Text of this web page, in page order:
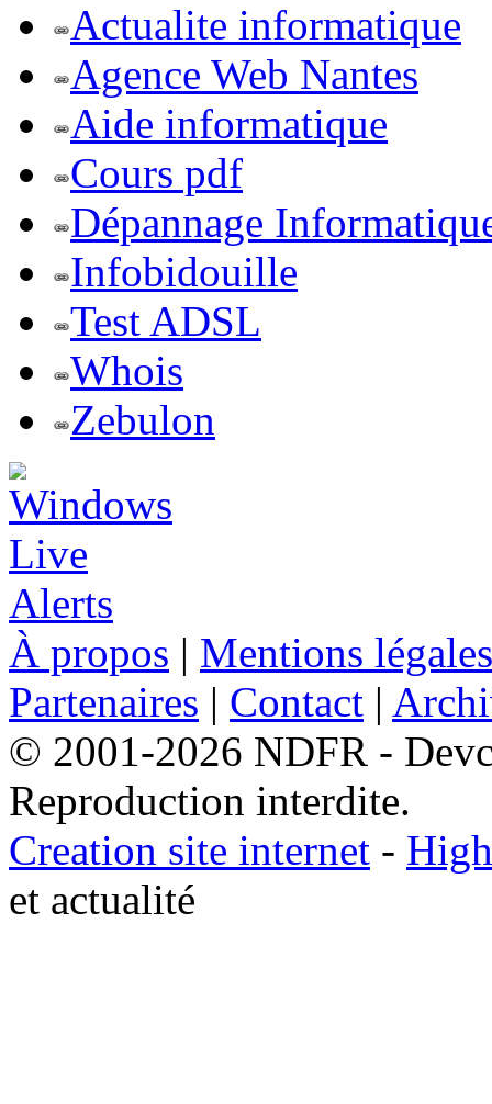
Actualite informatique
Agence Web Nantes
Aide informatique
Cours pdf
Dépannage
Infobidouille
Test ADSL
Whois
Zebulon
À propos | Mentions légales
Partenaires | Contact |
© 2001-2026 NDFR -
Reproduction interdite.
Creation site internet -
et actualité